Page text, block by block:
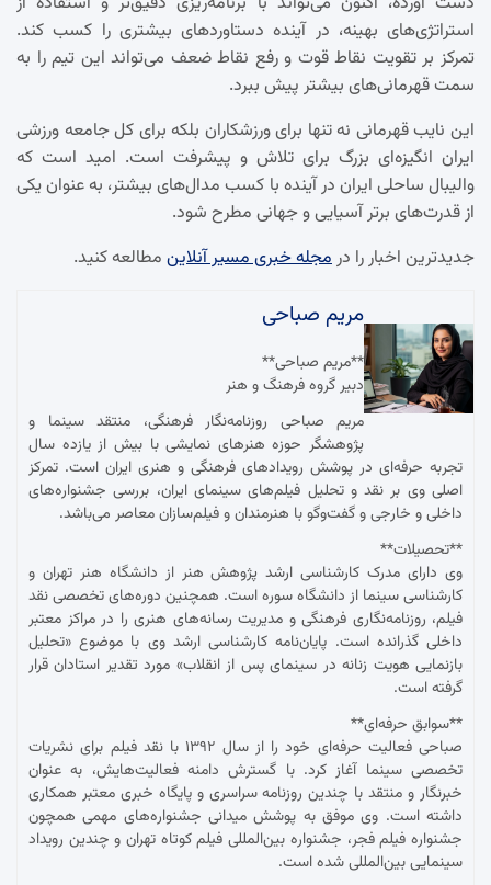
استراتژی‌های بهینه، در آینده دستاوردهای بیشتری را کسب کند.
تمرکز بر تقویت نقاط قوت و رفع نقاط ضعف می‌تواند این تیم را به
سمت قهرمانی‌های بیشتر پیش ببرد.
این نایب قهرمانی نه تنها برای ورزشکاران بلکه برای کل جامعه ورزشی
ایران انگیزه‌ای بزرگ برای تلاش و پیشرفت است. امید است که
والیبال ساحلی ایران در آینده با کسب مدال‌های بیشتر، به عنوان یکی
از قدرت‌های برتر آسیایی و جهانی مطرح شود.
جدیدترین اخبار را درمجله خبری مسیر آنلاین مطالعه کنید.
مریم صباحی
**مریم صباحی**
دبیر گروه فرهنگ و هنر
مریم صباحی روزنامه‌نگار فرهنگی، منتقد سینما و
پژوهشگر حوزه هنرهای نمایشی با بیش از یازده سال
تجربه حرفه‌ای در پوشش رویدادهای فرهنگی و هنری ایران است. تمرکز
اصلی وی بر نقد و تحلیل فیلم‌های سینمای ایران، بررسی جشنواره‌های
داخلی و خارجی و گفت‌وگو با هنرمندان و فیلم‌سازان معاصر می‌باشد.
**تحصیلات**
وی دارای مدرک کارشناسی ارشد پژوهش هنر از دانشگاه هنر تهران و
کارشناسی سینما از دانشگاه سوره است. همچنین دوره‌های تخصصی نقد
فیلم، روزنامه‌نگاری فرهنگی و مدیریت رسانه‌های هنری را در مراکز معتبر
داخلی گذرانده است. پایان‌نامه کارشناسی ارشد وی با موضوع «تحلیل
بازنمایی هویت زنانه در سینمای پس از انقلاب» مورد تقدیر استادان قرار
گرفته است.
**سوابق حرفه‌ای**
صباحی فعالیت حرفه‌ای خود را از سال ۱۳۹۲ با نقد فیلم برای نشریات
تخصصی سینما آغاز کرد. با گسترش دامنه فعالیت‌هایش، به عنوان
خبرنگار و منتقد با چندین روزنامه سراسری و پایگاه خبری معتبر همکاری
داشته است. وی موفق به پوشش میدانی جشنواره‌های مهمی همچون
جشنواره فیلم فجر، جشنواره بین‌المللی فیلم کوتاه تهران و چندین رویداد
سینمایی بین‌المللی شده است.